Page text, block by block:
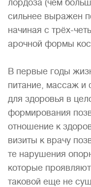
лордоза (чем
сильнее выражен
начиная с трёх-
арочной формы
В первые годы
питание, массаж и
для здоровья в
формирования
отношение к
визиты к врачу
те нарушения
которые
таковой еще не